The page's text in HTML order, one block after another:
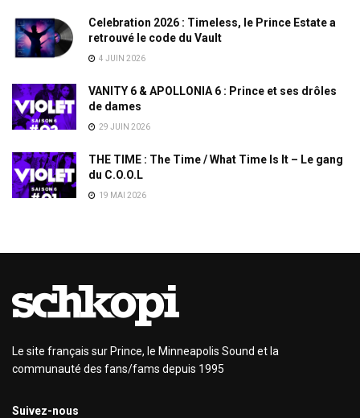
Celebration 2026 : Timeless, le Prince Estate a
retrouvé le code du Vault
4 JUIN 2026
VANITY 6 & APOLLONIA 6 : Prince et ses drôles
de dames
29 JUIN 2026
THE TIME : The Time / What Time Is It – Le gang
du C.O.O.L
19 MAI 2026
Le site français sur Prince, le Minneapolis Sound et la
communauté des fans/fams depuis 1995
Suivez-nous